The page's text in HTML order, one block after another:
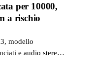
per 10000,
a rischio
modello
e audio stereo